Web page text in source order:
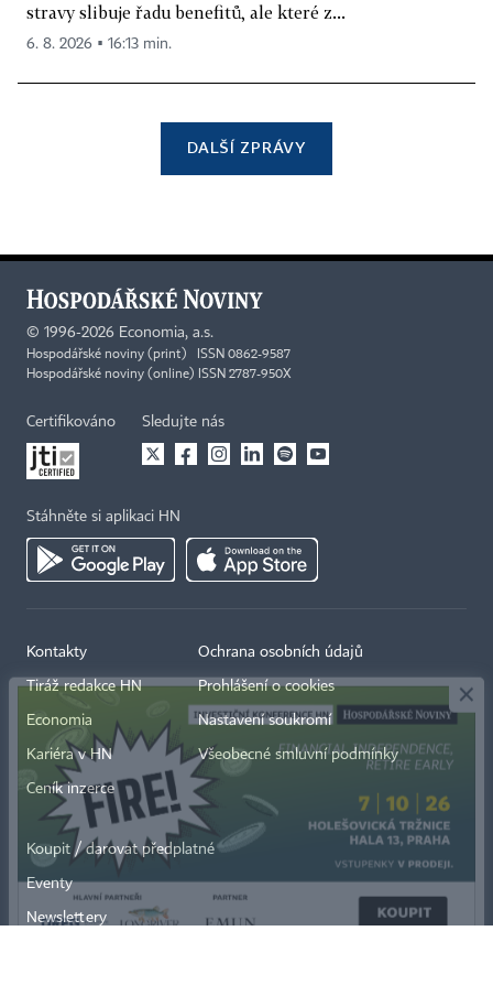
stravy slibuje řadu benefitů, ale které z...
6. 8. 2026 ▪ 16:13 min.
DALŠÍ ZPRÁVY
© 1996-2026 Economia, a.s.
Hospodářské noviny (print) ISSN 0862-9587
Hospodářské noviny (online) ISSN 2787-950X
Certifikováno Sledujte nás
Stáhněte si aplikaci HN
Kontakty
Tiráž redakce HN
Economia
Kariéra v HN
Ceník inzerce
Ochrana osobních údajů
Prohlášení o cookies
Nastavení soukromí
Všeobecné smluvní podmínky
Koupit / darovat předplatné
Eventy
Newslettery